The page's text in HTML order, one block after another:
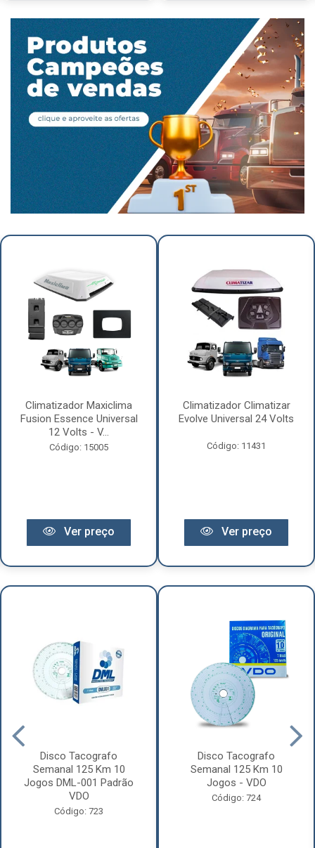
Climatizador Maxiclima
Fusion Essence Universal
12 Volts - V...
Código: 15005
Ver preço
Climatizador Climatizar
Evolve Universal 24 Volts
Código: 11431
Ver preço
Disco Tacografo
Semanal 125 Km 10
Jogos DML-001 Padrão
VDO
Código: 723
Disco Tacografo
Semanal 125 Km 10
Jogos - VDO
Código: 724